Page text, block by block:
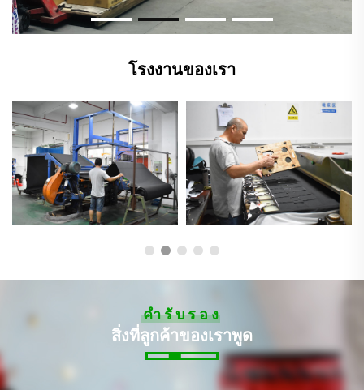
โรงงานของเรา
คำรับรอง
สิ่งที่ลูกค้าของเราพูด